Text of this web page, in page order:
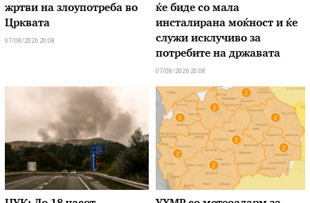
жртви на злоупотреба во
Црквата
07/08/2026 20:08
ќе биде со мала
инсталирана моќност и ќе
служи исклучиво за
потребите на државата
07/08/2026 20:08